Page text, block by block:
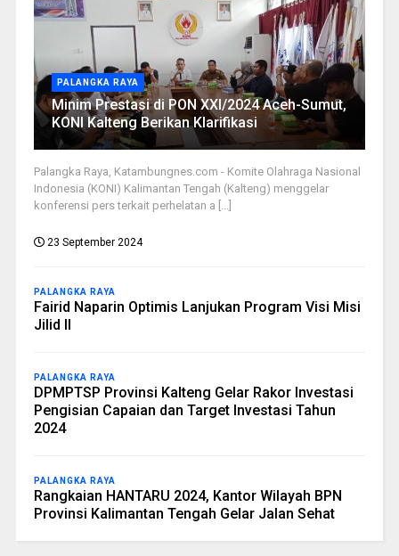
PALANGKA RAYA
Minim Prestasi di PON XXI/2024 Aceh-Sumut,
KONI Kalteng Berikan Klarifikasi
Palangka Raya, Katambungnes.com - Komite Olahraga Nasional
Indonesia (KONI) Kalimantan Tengah (Kalteng) menggelar
konferensi pers terkait perhelatan a [...]
23 September 2024
PALANGKA RAYA
Fairid Naparin Optimis Lanjukan Program Visi Misi
Jilid II
PALANGKA RAYA
DPMPTSP Provinsi Kalteng Gelar Rakor Investasi
Pengisian Capaian dan Target Investasi Tahun
2024
PALANGKA RAYA
Rangkaian HANTARU 2024, Kantor Wilayah BPN
Provinsi Kalimantan Tengah Gelar Jalan Sehat